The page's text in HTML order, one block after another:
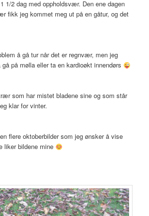
1/2 dag med oppholdsvær. Den ene dagen
fikk jeg kommet meg ut på en gåtur, og det
å gå tur når det er regnvær, men jeg
på mølla eller ta en kardioøkt innendørs
som har mistet bladene sine og som står
klar for vinter.
flere oktoberbilder som jeg ønsker å vise
liker bildene mine